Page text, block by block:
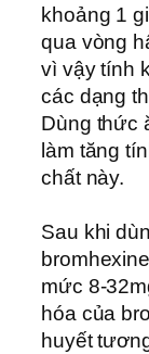
khoảng 1
qua vòng
vì vậy tính
các dạng
Dùng thức
làm tăng
chất này.
Sau khi
mức 8-
hóa của
huyết